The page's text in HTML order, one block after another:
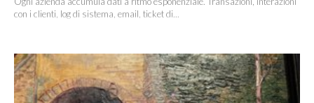
con i clienti, log di sistema, email, ticket di...